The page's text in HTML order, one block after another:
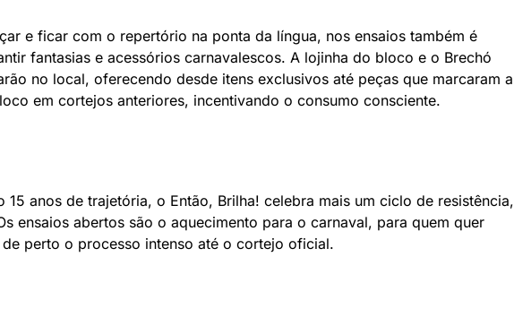
e ficar com o repertório na ponta da língua, nos ensaios também é
fantasias e acessórios carnavalescos. A lojinha do bloco e o Brechó
no local, oferecendo desde itens exclusivos até peças que marcaram a
em cortejos anteriores, incentivando o consumo consciente.
15 anos de trajetória, o Então, Brilha! celebra mais um ciclo de resistência,
ensaios abertos são o aquecimento para o carnaval, para quem quer
perto o processo intenso até o cortejo oficial.